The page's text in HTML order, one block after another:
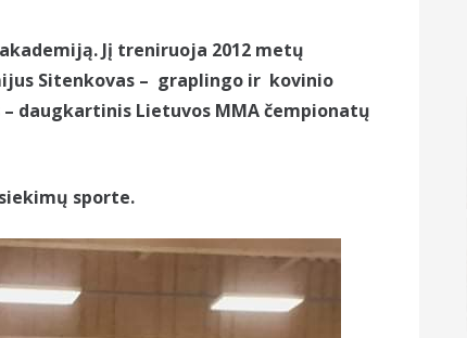
Jį treniruoja 2012 metų
Sitenkovas – graplingo ir kovinio
daugkartinis Lietuvos MMA čempionatų
sporte.